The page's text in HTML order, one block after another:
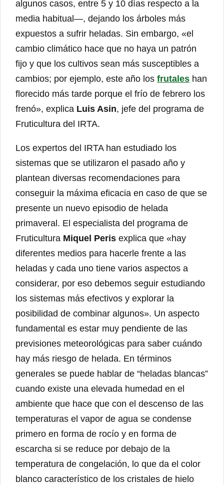
algunos casos, entre 5 y 10 días respecto a la
media habitual―, dejando los árboles más
expuestos a sufrir heladas. Sin embargo, «el
cambio climático hace que no haya un patrón
fijo y que los cultivos sean más susceptibles a
cambios; por ejemplo, este año los frutales han
florecido más tarde porque el frío de febrero los
frenó», explica Luis Asin, jefe del programa de
Fruticultura del IRTA.
Los expertos del IRTA han estudiado los
sistemas que se utilizaron el pasado año y
plantean diversas recomendaciones para
conseguir la máxima eficacia en caso de que se
presente un nuevo episodio de helada
primaveral. El especialista del programa de
Fruticultura Miquel Peris explica que «hay
diferentes medios para hacerle frente a las
heladas y cada uno tiene varios aspectos a
considerar, por eso debemos seguir estudiando
los sistemas más efectivos y explorar la
posibilidad de combinar algunos». Un aspecto
fundamental es estar muy pendiente de las
previsiones meteorológicas para saber cuándo
hay más riesgo de helada. En términos
generales se puede hablar de “heladas blancas”
cuando existe una elevada humedad en el
ambiente que hace que con el descenso de las
temperaturas el vapor de agua se condense
primero en forma de rocío y en forma de
escarcha si se reduce por debajo de la
temperatura de congelación, lo que da el color
blanco característico de los cristales de hielo